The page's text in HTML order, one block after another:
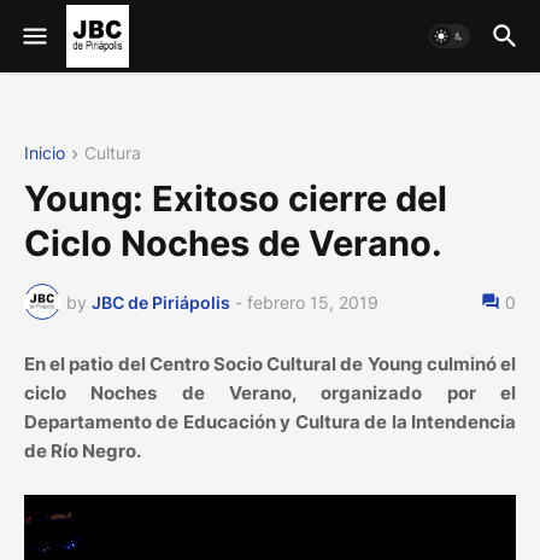
Inicio Cultura
Young: Exitoso cierre del
Ciclo Noches de Verano.
by JBC de Piriápolis - febrero 15, 2019 0
En el patio del Centro Socio Cultural de Young culminó el
ciclo Noches de Verano, organizado por el
Departamento de Educación y Cultura de la Intendencia
de Río Negro.